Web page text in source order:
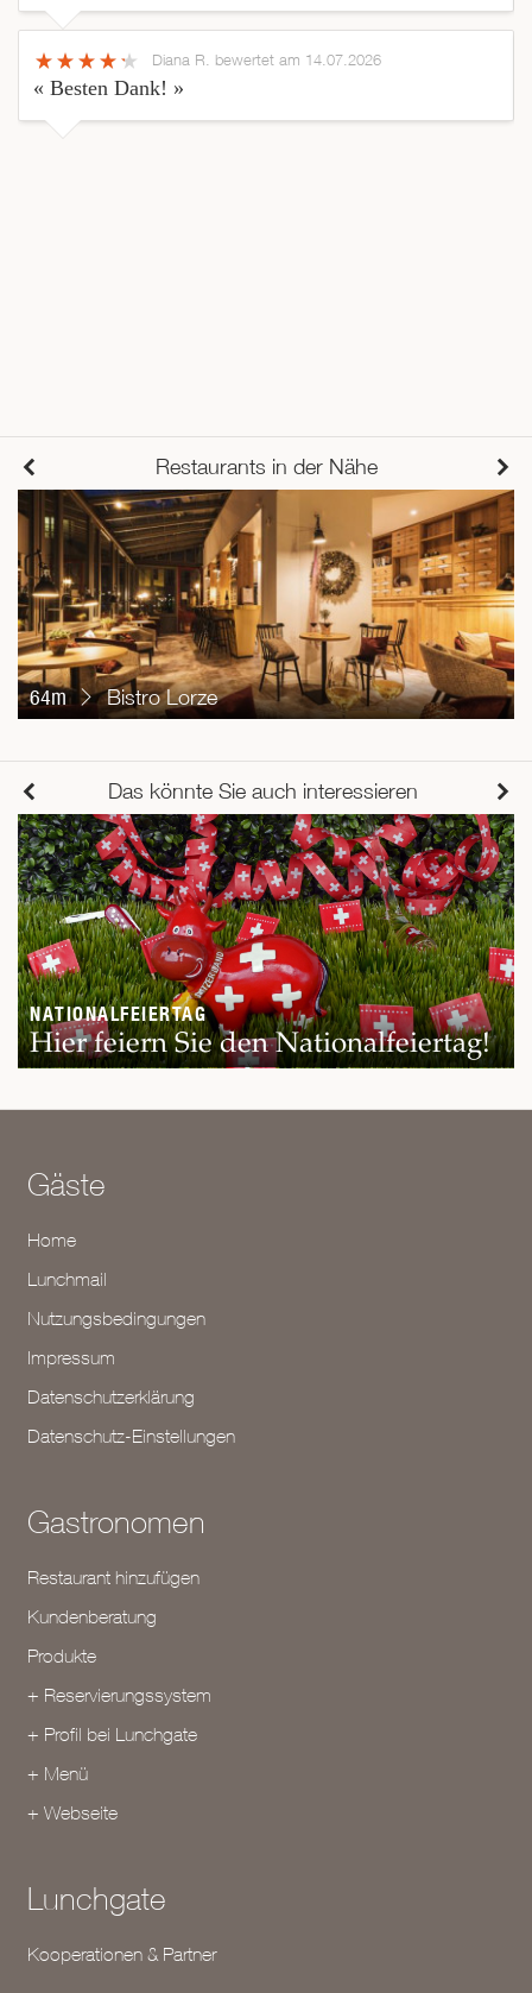
Diana R. bewertet am 14.07.2026
« Besten Dank! »
Restaurants in der Nähe
64m Bistro Lorze
Das könnte Sie auch interessieren
NATIONALFEIERTAG
Hier feiern Sie den Nationalfeiertag!
Gäste
Home
Lunchmail
Nutzungsbedingungen
Impressum
Datenschutzerklärung
Datenschutz-Einstellungen
Gastronomen
Restaurant hinzufügen
Kundenberatung
Produkte
+ Reservierungssystem
+ Profil bei Lunchgate
+ Menü
+ Webseite
Lunchgate
Kooperationen & Partner